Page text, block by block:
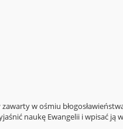
w ośmiu
naukę Ewangelii i wpisać ją